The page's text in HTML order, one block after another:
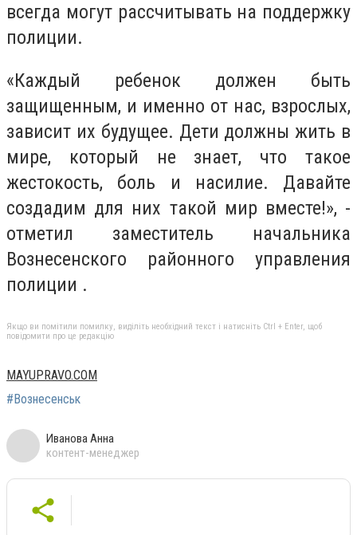
всегда могут рассчитывать на поддержку
полиции.
«Каждый ребенок должен быть
защищенным, и именно от нас, взрослых,
зависит их будущее. Дети должны жить в
мире, который не знает, что такое
жестокость, боль и насилие. Давайте
создадим для них такой мир вместе!», -
отметил заместитель начальника
Вознесенского районного управления
полиции .
Якщо ви помітили помилку, виділіть необхідний текст і натисніть Ctrl + Enter, щоб
повідомити про це редакцію
MAYUPRAVO.COM
#Вознесенськ
Иванова Анна
контент-менеджер